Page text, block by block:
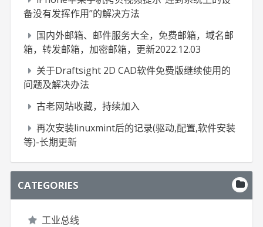
备没有发挥作用”的解决方法
国内外邮箱、邮件服务大全，免费邮箱，域名邮
箱，转发邮箱，加密邮箱，更新2022.12.03
关于Draftsight 2D CAD软件免费版继续使用的
问题及解决办法
古老网站收藏，持续加入
再次安装linuxmint后的记录(驱动,配置,软件安装
等)-长期更新
CATEGORIES
工业总线